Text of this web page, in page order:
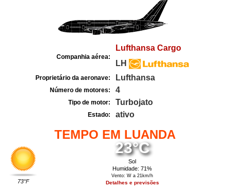
Companhia aérea:
Lufthansa Cargo
LH
Proprietário da aeronave: Lufthansa
Número de motores: 4
Tipo de motor: Turbojato
Estado: ativo
TEMPO EM LUANDA
73°F
23°C
Sol
Humidade: 71%
Vento: W a 21km/h
Detalhes e previsões